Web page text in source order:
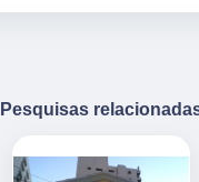
Pesquisas